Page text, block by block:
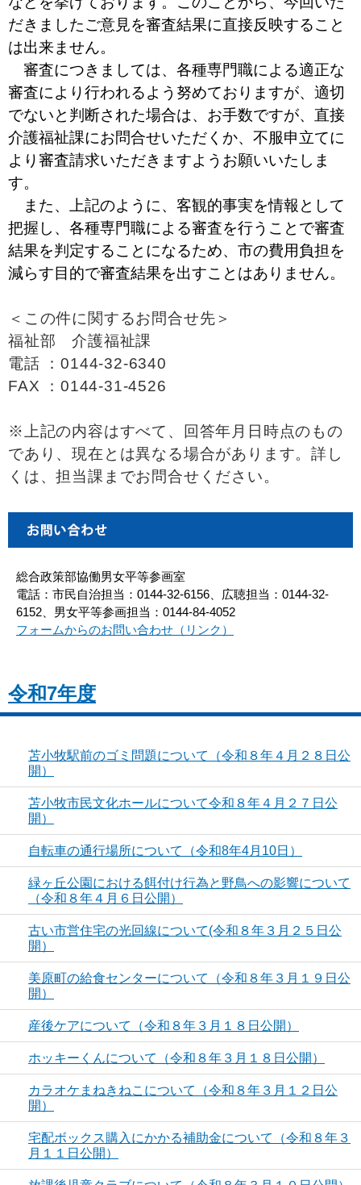
だきましたご意見を審査結果に直接反映すること
は出来ません。
審査につきましては、各種専門職による適正な
審査により行われるよう努めておりますが、適切
でないと判断された場合は、お手数ですが、直接
介護福祉課にお問合せいただくか、不服申立てに
より審査請求いただきますようお願いいたしま
す。
また、上記のように、客観的事実を情報として
把握し、各種専門職による審査を行うことで審査
結果を判定することになるため、市の費用負担を
減らす目的で審査結果を出すことはありません。
＜この件に関するお問合せ先＞
福祉部 介護福祉課
電話 ：0144-32-6340
FAX ：0144-31-4526
※上記の内容はすべて、回答年月日時点のもの
であり、現在とは異なる場合があります。詳し
くは、担当課までお問合せください。
総合政策部協働男女平等参画室
電話：市民自治担当：0144-32-6156、広聴担当：0144-32-
6152、男女平等参画担当：0144-84-4052
フォームからのお問い合わせ（リンク）
令和7年度
苫小牧駅前のゴミ問題について（令和８年４月２８日公
開）
苫小牧市民文化ホールについて令和８年４月２７日公
開）
自転車の通行場所について（令和8年4月10日）
緑ヶ丘公園における餌付け行為と野鳥への影響について
（令和８年４月６日公開）
古い市営住宅の光回線について(令和８年３月２５日公
開）
美原町の給食センターについて（令和８年３月１９日公
開）
産後ケアについて（令和８年３月１８日公開）
ホッキーくんについて（令和８年３月１８日公開）
カラオケまねきねこについて（令和８年３月１２日公
開）
宅配ボックス購入にかかる補助金について（令和８年３
月１１日公開）